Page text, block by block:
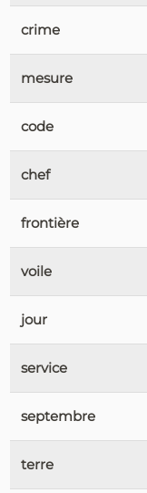
crime
mesure
code
chef
frontière
voile
jour
service
septembre
terre